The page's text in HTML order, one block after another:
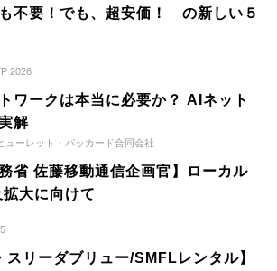
不要！でも、超安価！ の新しい５
2026
ワークは本当に必要か？ AIネット
解
ューレット・パッカード合同会社
省 佐藤移動通信企画官】ローカル
大に向けて
スリーダブリュー/SMFLレンタル】